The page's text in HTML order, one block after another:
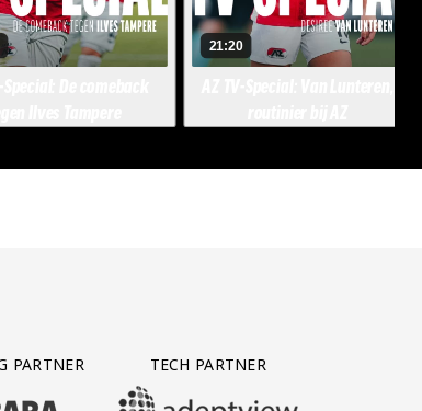
CTS GROUP
PARTNER
ONZE TRAINING PARTNER LEBARA
TECH PARTNER
BEZOEK ONZE TECH PARTNER